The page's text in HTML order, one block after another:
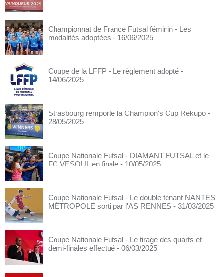
Championnat de France Futsal féminin - Les
modalités adoptées - 16/06/2025
Coupe de la LFFP - Le règlement adopté -
14/06/2025
Strasbourg remporte la Champion's Cup Rekupo -
28/05/2025
Coupe Nationale Futsal - DIAMANT FUTSAL et le
FC VESOUL en finale - 10/05/2025
Coupe Nationale Futsal - Le double tenant NANTES
MÉTROPOLE sorti par l'AS RENNES - 31/03/2025
Coupe Nationale Futsal - Le tirage des quarts et
demi-finales effectué - 06/03/2025